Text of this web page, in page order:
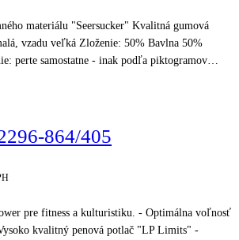
materiálu "Seersucker" Kvalitná gumová
vzadu veľká Zloženie: 50% Bavlna 50%
perte samostatne - inak podľa piktogramov…
864/405
pre fitness a kulturistiku. - Optimálna voľnosť
kvalitný penová potlač "LP Limits" -